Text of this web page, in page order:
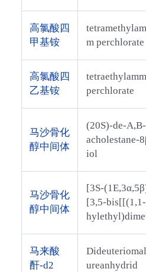
高氯酸四
甲基铵
m perchlorate
高氯酸四
乙基铵
perchlorate
马沙骨化
醇中间体
(20S)-de-
acholestane-
iol
马沙骨化
醇中间体
[3S-
[3,5-
马来酸
酐-d2
ureanhydrid